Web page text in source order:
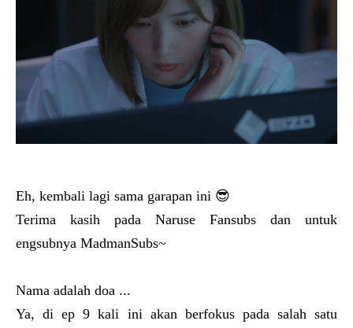
Eh, kembali lagi sama garapan ini 😎
Terima kasih pada Naruse Fansubs dan untuk
engsubnya MadmanSubs~
Nama adalah doa ...
Ya, di ep 9 kali ini akan berfokus pada salah satu